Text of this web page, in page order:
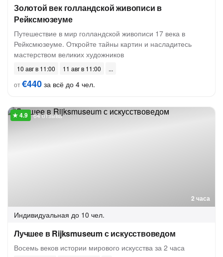
Золотой век голландской живописи в
Рейксмюзеуме
Путешествие в мир голландской живописи 17 века в
Рейксмюзеуме. Откройте тайны картин и насладитесь
мастерством великих художников
10 авг в 11:00
11 авг в 11:00
от€440 за всё до 4 чел.
2 часа
64 отзыва
Индивидуальная до 10 чел.
Лучшее в Rijksmuseum с искусствоведом
Восемь веков истории мирового искусства за 2 часа